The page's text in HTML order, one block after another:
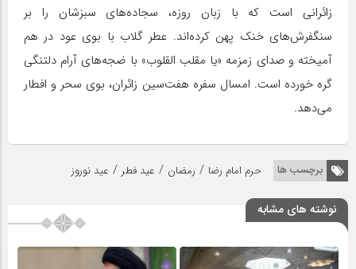
زائرانی است که با زبان روزه، سجاده‌های سبزشان را بر
سنگفرش‌های خنک پهن کرده‌اند. عطر گلاب با بوی عود در هم
آمیخته و صدای زمزمه «یا مقلب القلوب» با ضجه‌های آرام دلتنگی
گره خورده است. امسال سفره هفت‌سین زائران، بوی سحر و افطار
می‌دهد.
برچسب ها حرم امام رضا / رمضان / عید فطر / عید نوروز
نوشته های مشابه